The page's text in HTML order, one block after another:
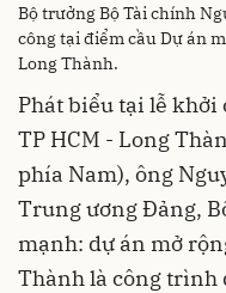
Bộ trưởng Bộ Tài chính
công tại điểm cầu Dự án
Long Thành.
Phát biểu tại lễ khởi
TP HCM - Long
phía Nam), ông
Trung ương Đảng,
mạnh: dự án mở
Thành là công trình